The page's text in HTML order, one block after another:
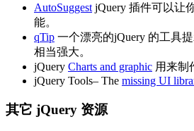
AutoSuggest jQuery 插件可以让
能。
qTip 一个漂亮的jQuery 的工具
相当强大。
jQuery Charts and graphic 用来制
jQuery Tools– The missing UI
其它 jQuery 资源